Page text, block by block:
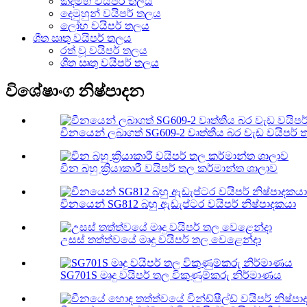
දෙමුහුන් වයිපර් තලය
ලෝහ වයිපර් තලය
ශීත ඍතු වයිපර් තලය
රත් වූ වයිපර් තලය
ශීත ඍතු වයිපර් තලය
විශේෂාංග නිෂ්පාදන
චීනයෙන් ලබාගත් SG609-2 වෘත්තීය බර වැඩ වයිපර්
චීන බහු ක්‍රියාකාරී වයිපර් තල කර්මාන්ත ශාලාව
චීනයෙන් SG812 බහු ඇඩැප්ටර වයිපර් නිෂ්පාදකයා
උසස් තත්ත්වයේ මෘදු වයිපර් තල වෙළෙන්දා
SG701S මෘදු වයිපර් තල විකුණුම්කරු නිර්මාණය